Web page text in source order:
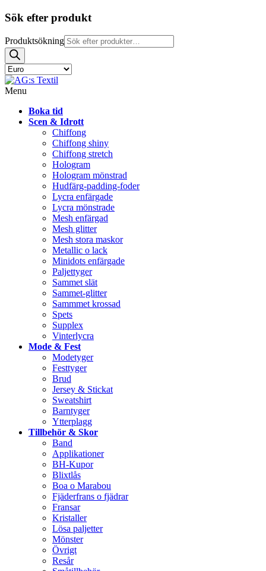
Sök efter produkt
Produktsökning
Menu
Boka tid
Scen & Idrott
Chiffong
Chiffong shiny
Chiffong stretch
Hologram
Hologram mönstrad
Hudfärg-padding-foder
Lycra enfärgade
Lycra mönstrade
Mesh enfärgad
Mesh glitter
Mesh stora maskor
Metallic o lack
Minidots enfärgade
Paljettyger
Sammet slät
Sammet-glitter
Sammmet krossad
Spets
Supplex
Vinterlycra
Mode & Fest
Modetyger
Festtyger
Brud
Jersey & Stickat
Sweatshirt
Barntyger
Ytterplagg
Tillbehör & Skor
Band
Applikationer
BH-Kupor
Blixtlås
Boa o Marabou
Fjäderfrans o fjädrar
Fransar
Kristaller
Lösa paljetter
Mönster
Övrigt
Resår